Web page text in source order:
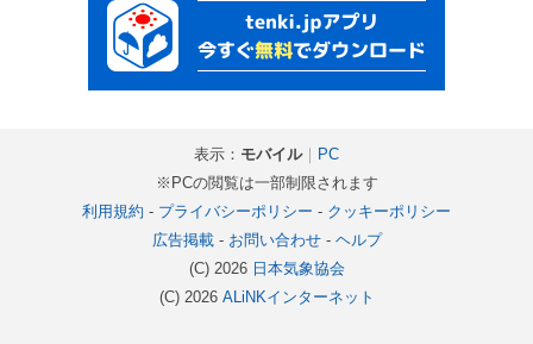
表示： モバイル｜ PC
※PCの閲覧は一部制限されます
利用規約 - プライバシーポリシー - クッキーポリシー
広告掲載- お問い合わせ- ヘルプ
(C) 2026 日本気象協会
(C) 2026 ALiNKインターネット